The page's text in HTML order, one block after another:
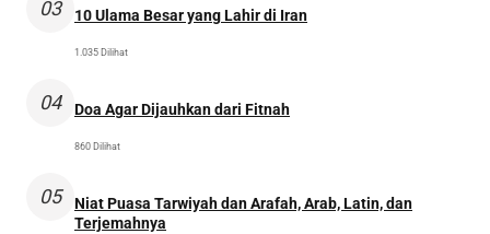
03 10 Ulama Besar yang Lahir di Iran
1.035 Dilihat
04 Doa Agar Dijauhkan dari Fitnah
860 Dilihat
05
Niat Puasa Tarwiyah dan Arafah, Arab, Latin, dan
Terjemahnya